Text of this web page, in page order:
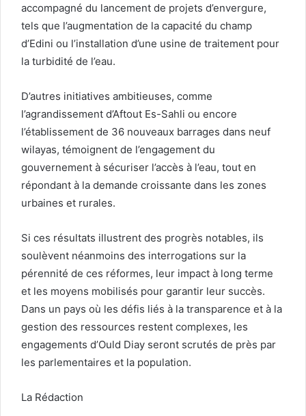
accompagné du lancement de projets d’envergure,
tels que l’augmentation de la capacité du champ
d’Edini ou l’installation d’une usine de traitement pour
la turbidité de l’eau.
D’autres initiatives ambitieuses, comme
l’agrandissement d’Aftout Es-Sahli ou encore
l’établissement de 36 nouveaux barrages dans neuf
wilayas, témoignent de l’engagement du
gouvernement à sécuriser l’accès à l’eau, tout en
répondant à la demande croissante dans les zones
urbaines et rurales.
Si ces résultats illustrent des progrès notables, ils
soulèvent néanmoins des interrogations sur la
pérennité de ces réformes, leur impact à long terme
et les moyens mobilisés pour garantir leur succès.
Dans un pays où les défis liés à la transparence et à la
gestion des ressources restent complexes, les
engagements d’Ould Diay seront scrutés de près par
les parlementaires et la population.
La Rédaction